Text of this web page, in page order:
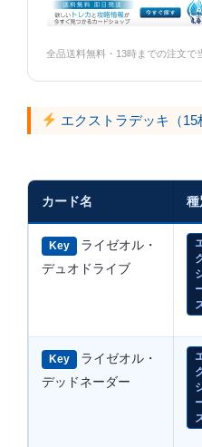
全品送料無料・13時までの注文で
エクストラデッキ（15
カード名 種
Key
ライゼオル・
デュオドライブ
Key
ライゼオル・
デッドネーダー